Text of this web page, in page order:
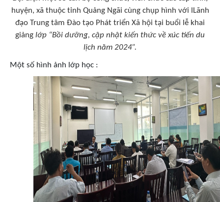
huyện, xã thuộc tỉnh Quảng Ngãi cùng chụp hình với lLãnh
đạo Trung tâm Đào tạo Phát triển Xã hội tại buổi lễ khai
giảng lớp “Bồi dưỡng, cập nhật kiến thức về xúc tiến du
lịch năm 2024”.
Một số hình ảnh lớp học :